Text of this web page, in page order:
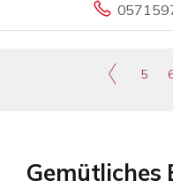
5
Gemütliches